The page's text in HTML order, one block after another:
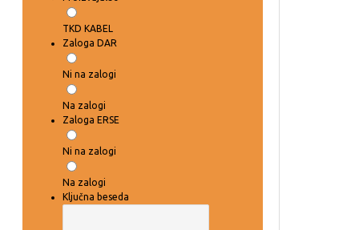
TKD KABEL
Zaloga DAR
Ni na zalogi
Na zalogi
Zaloga ERSE
Ni na zalogi
Na zalogi
Ključna beseda